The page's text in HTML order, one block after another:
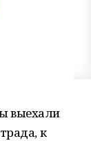
выехали
к